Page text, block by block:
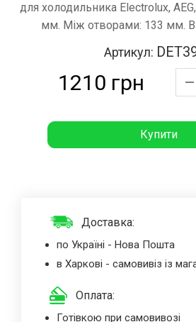
для холодильника Electrolux,
мм. Між отворами: 133 мм.
Артикул:
1210 грн
Купити
Доставка:
по Україні - Нова Пошта
в Харкові - самовивіз із
Оплата:
Готівкою при самовивозі